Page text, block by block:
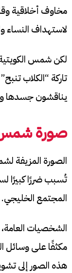
مخاوف أخلاقية
لاستهداف النساء
لكن شمس
تاركة “الكلاب
يناقشون جسدها
صورة شمس
الصورة المزيفة
تُسبب ضررًا كبيرًا
المجتمع الخليجي.
الشخصيات العامة،
مكثفًا على وسائل
هذه الصور إلى